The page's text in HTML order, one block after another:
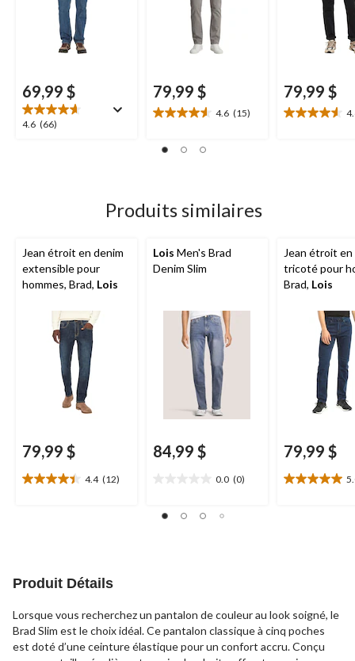
69,99 $
4.6 (66)
4.6
79,99 $
4.6 (15)
4.6
sur
79,99 $
4.6
Produits similaires
Jean étroit en denim
extensible pour
hommes, Brad, Lois
79,99 $
4.4 (12)
4.4
Lois Men's Brad
Denim Slim
84,99 $
0.0 (0)
sur
Jean étroit en
tricoté pour
Brad, Lois
79,99 $
5.0
Produit Détails
Lorsque vous recherchez un pantalon de couleur au look soigné, le
Brad Slim est le choix idéal. Ce pantalon classique à cinq poches
est doté d’une ceinture élastique pour un confort accru. Conçu